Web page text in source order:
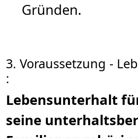
Gründen.
3. Voraussetzung -
:
Lebensunterhalt
seine